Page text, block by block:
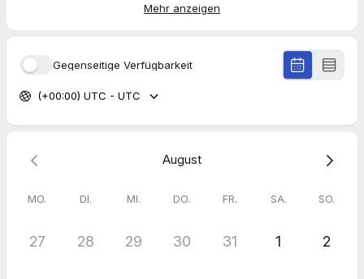
Wenn Du auf der Suche nach einer transformierenden
online Ausbildung "Innere Flamme" genau das Richtige für Dich
sein! Wenn Du mehr über die Inhalte, den Ablauf und die
Vorteile dieser Ausbildung erfahren möchtest, vereinbare
gerne Dein persönliches und kostenfreies Infogespräch und
Zurück zur Schamanischen Online Ausbildung
Mehr anzeigen
Gegenseitige Verfügbarkeit
(+00:00) UTC - UTC
August
MO. DI. MI. DO. FR. SA. SO.
27 28 29 30 31 1 2